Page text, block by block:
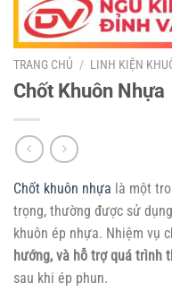
TRANG CHỦ / LINH KIỆN
Chốt Khuôn Nhựa
Chốt khuôn nhựa là một
trọng, thường được sử
khuôn ép nhựa. Nhiệm vụ
hướng, và hỗ trợ quá trình
sau khi ép phun.